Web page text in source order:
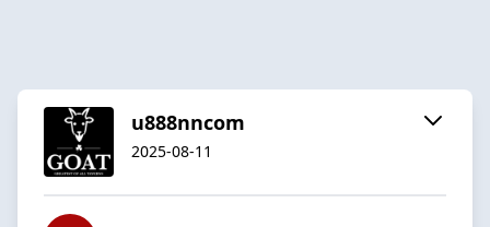
u888nncom
2025-08-11